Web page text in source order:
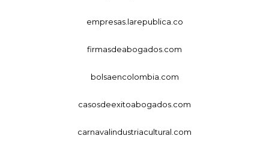
empresas.larepublica.co
firmasdeabogados.com
bolsaencolombia.com
casosdeexitoabogados.com
carnavalindustriacultural.com